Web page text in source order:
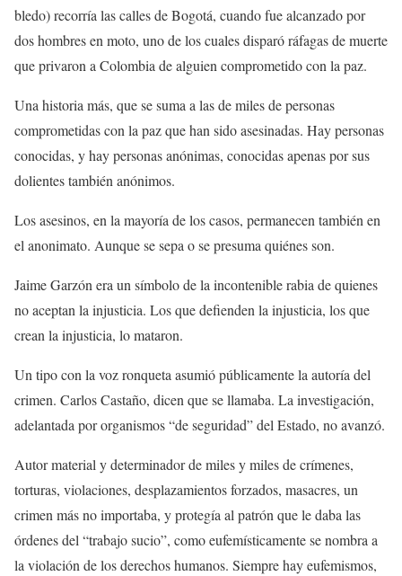
bledo) recorría las calles de Bogotá, cuando fue alcanzado por
dos hombres en moto, uno de los cuales disparó ráfagas de muerte
que privaron a Colombia de alguien comprometido con la paz.
Una historia más, que se suma a las de miles de personas
comprometidas con la paz que han sido asesinadas. Hay personas
conocidas, y hay personas anónimas, conocidas apenas por sus
dolientes también anónimos.
Los asesinos, en la mayoría de los casos, permanecen también en
el anonimato. Aunque se sepa o se presuma quiénes son.
Jaime Garzón era un símbolo de la incontenible rabia de quienes
no aceptan la injusticia. Los que defienden la injusticia, los que
crean la injusticia, lo mataron.
Un tipo con la voz ronqueta asumió públicamente la autoría del
crimen. Carlos Castaño, dicen que se llamaba. La investigación,
adelantada por organismos “de seguridad” del Estado, no avanzó.
Autor material y determinador de miles y miles de crímenes,
torturas, violaciones, desplazamientos forzados, masacres, un
crimen más no importaba, y protegía al patrón que le daba las
órdenes del “trabajo sucio”, como eufemísticamente se nombra a
la violación de los derechos humanos. Siempre hay eufemismos,